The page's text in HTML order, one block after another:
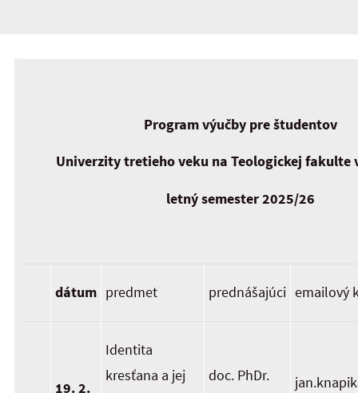
Program výučby pre študentov
Univerzity tretieho veku na Teologickej fakulte
letný semester 2025/26
dátum predmet prednášajúci emailový
19. 2.
Identita
kresťana a jej
doc. PhDr.